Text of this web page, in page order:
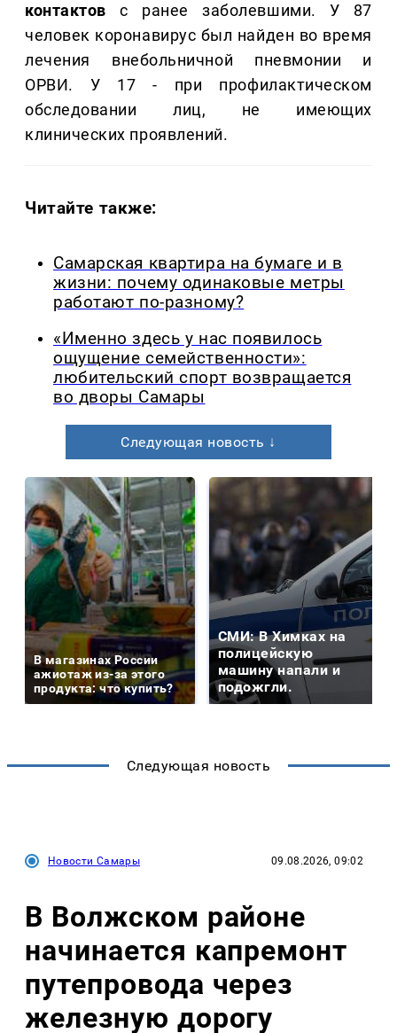
контактов с ранее заболевшими. У 87
человек коронавирус был найден во время
лечения внебольничной пневмонии и
ОРВИ. У 17 - при профилактическом
обследовании лиц, не имеющих
клинических проявлений.
Читайте также:
Самарская квартира на бумаге и в
жизни: почему одинаковые метры
работают по-разному?
«Именно здесь у нас появилось
ощущение семейственности»:
любительский спорт возвращается
во дворы Самары
Следующая новость ↓
В магазинах России
ажиотаж из-за этого
продукта: что купить?
СМИ: В Химках на
полицейскую
машину напали и
подожгли.
Следующая новость
Новости Самары 09.08.2026, 09:02
В Волжском районе
начинается капремонт
путепровода через
железную дорогу